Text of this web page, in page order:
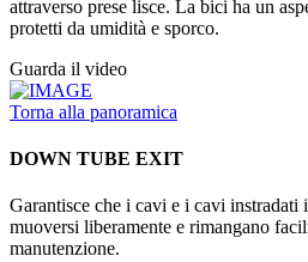
attraverso prese lisce. La bici ha un
protetti da umidità e sporco.
Guarda il video
Torna alla panoramica
DOWN TUBE EXIT
Garantisce che i cavi e i cavi instradati
muoversi liberamente e rimangano
manutenzione.